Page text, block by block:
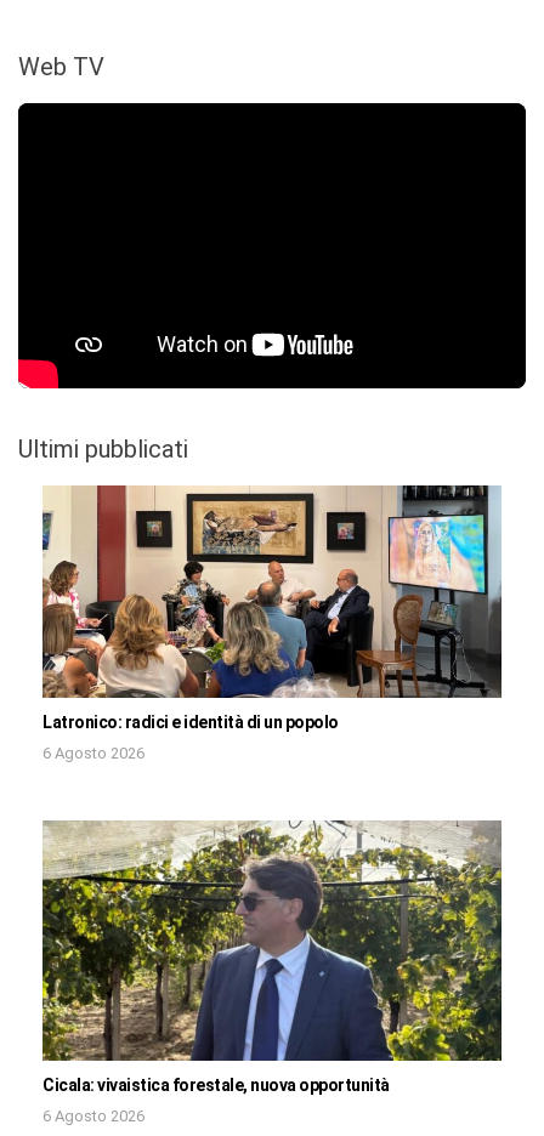
Web TV
Ultimi pubblicati
Latronico: radici e identità di un popolo
6 Agosto 2026
Cicala: vivaistica forestale, nuova opportunità
6 Agosto 2026